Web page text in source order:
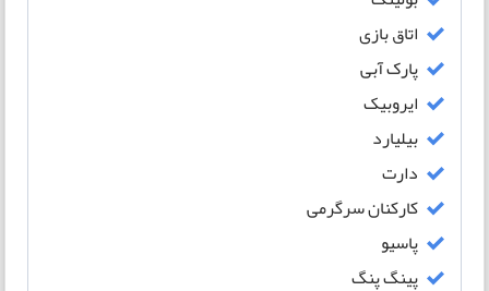
اتاق بازی
پارک آبی
ایروبیک
بیلیارد
دارت
کارکنان سرگرمی
پاسیو
پینگ پنگ